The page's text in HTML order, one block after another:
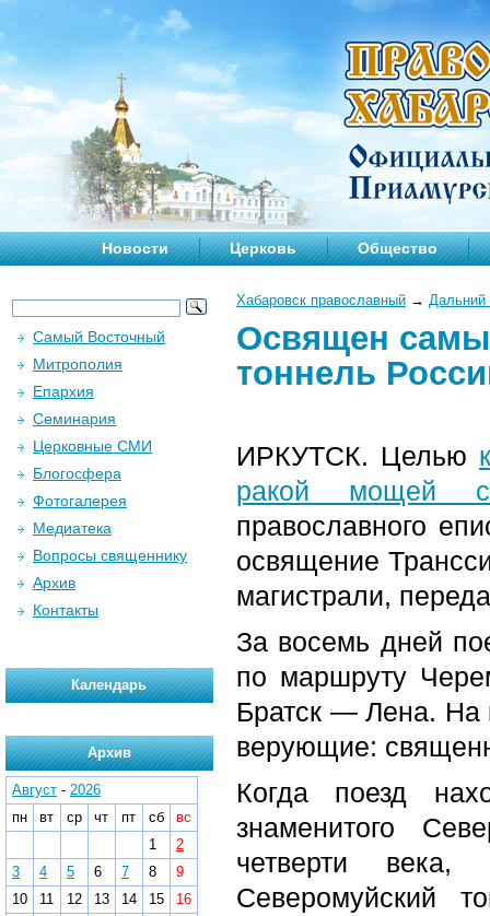
Новости Церковь Общество
Хабаровск православный → Дальний
Освящен
тоннель
ИРКУТСК. Целью
ракой мощей
православного
освящение
магистрали,
За восемь дней
по маршруту
Братск — Лена. На
верующие:
Когда поезд
знаменитого
четверти
Северомуйский
Самый Восточный
Митрополия
Епархия
Семинария
Церковные СМИ
Блогосфера
Фотогалерея
Медиатека
Вопросы священнику
Архив
Контакты
Календарь
Архив
Август - 2026
пн
вт ср чт пт сб
вс
1
2
3
4 5 6 7 8
9
10
11 12 13 14 15
16